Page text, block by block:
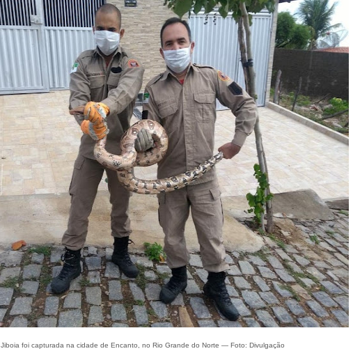
Jiboia foi capturada na cidade de Encanto, no Rio Grande do Norte — Foto: Divulgação